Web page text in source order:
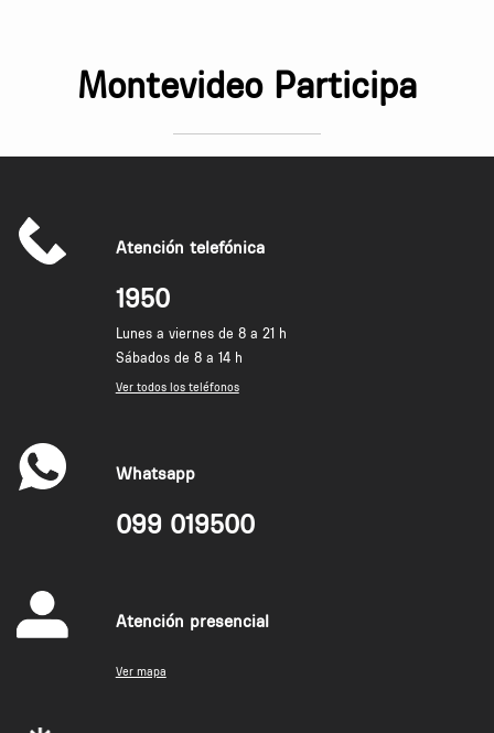
Montevideo Participa
Atención telefónica
1950
Lunes a viernes de 8 a 21 h
Sábados de 8 a 14 h
Ver todos los teléfonos
Whatsapp
099 019500
Atención presencial
Ver mapa